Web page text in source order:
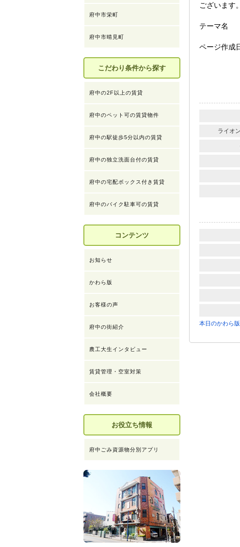
ございます
テーマ名
ページ作成
ライオ
本日のかわら
府中市栄町
府中市晴見町
こだわり条件から探す
府中の2F以上の賃貸
府中のペット可の賃貸物件
府中の駅徒歩5分以内の賃貸
府中の独立洗面台付の賃貸
府中の宅配ボックス付き賃貸
府中のバイク駐車可の賃貸
コンテンツ
お知らせ
かわら版
お客様の声
府中の街紹介
農工大生インタビュー
賃貸管理・空室対策
会社概要
お役立ち情報
府中ごみ資源物分別アプリ